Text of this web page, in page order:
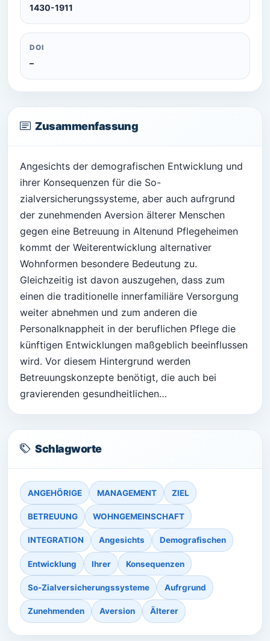
1430-1911
DOI
–
Zusammenfassung
Angesichts der demografischen Entwicklung und
ihrer Konsequenzen für die So-
zialversicherungssysteme, aber auch aufrgrund
der zunehmenden Aversion älterer Menschen
gegen eine Betreuung in Altenund Pflegeheimen
kommt der Weiterentwicklung alternativer
Wohnformen besondere Bedeutung zu.
Gleichzeitig ist davon auszugehen, dass zum
einen die traditionelle innerfamiliäre Versorgung
weiter abnehmen und zum anderen die
Personalknappheit in der beruflichen Pflege die
künftigen Entwicklungen maßgeblich beeinflussen
wird. Vor diesem Hintergrund werden
Betreuungskonzepte benötigt, die auch bei
gravierenden gesundheitlichen…
Schlagworte
ANGEHÖRIGE MANAGEMENT ZIEL
BETREUUNG WOHNGEMEINSCHAFT
INTEGRATION Angesichts Demografischen
Entwicklung Ihrer Konsequenzen
So-Zialversicherungssysteme Aufrgrund
Zunehmenden Aversion Älterer